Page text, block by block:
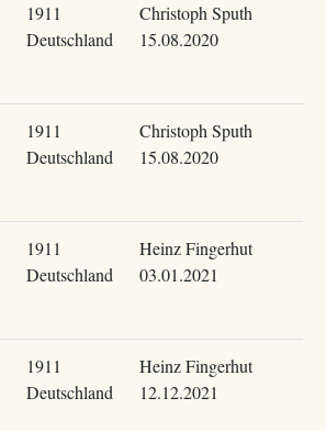
1911
Deutschland
Christoph Sputh
15.08.2020
1911
Deutschland
Christoph Sputh
15.08.2020
1911
Deutschland
Heinz Fingerhut
03.01.2021
1911
Deutschland
Heinz Fingerhut
12.12.2021